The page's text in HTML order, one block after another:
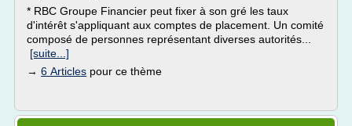
* RBC Groupe Financier peut fixer à son gré les taux
d'intérêt s'appliquant aux comptes de placement. Un comité
composé de personnes représentant diverses autorités...
[suite...]
→ 6 Articles pour ce thème